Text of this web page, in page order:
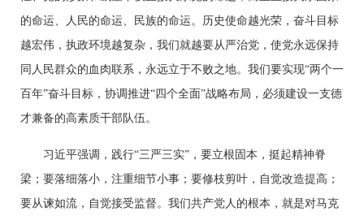
的命运、人民的命运、民族的命运。历史使命越光荣，奋斗目标
越宏伟，执政环境越复杂，我们就越要从严治党，使党永远保持
同人民群众的血肉联系，永远立于不败之地。我们要实现“两个一
百年”奋斗目标，协调推进“四个全面”战略布局，必须建设一支德
才兼备的高素质干部队伍。
习近平强调，践行“三严三实”，要立根固本，挺起精神脊
梁；要落细落小，注重细节小事；要修枝剪叶，自觉改造提高；
要从谏如流，自觉接受监督。我们共产党人的根本，就是对马克